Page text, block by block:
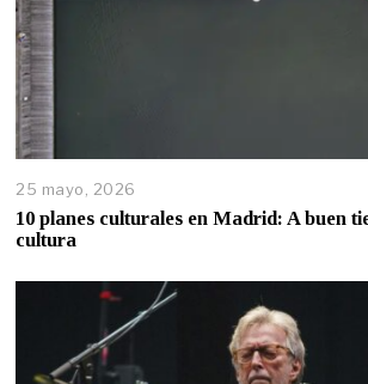
25 mayo, 2026
10 planes culturales en Madrid: A buen
cultura